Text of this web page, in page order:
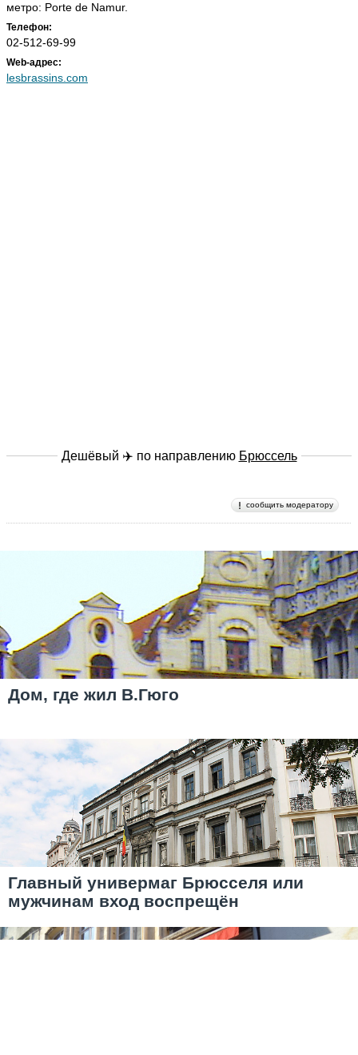
метро: Porte de Namur.
Телефон:
02-512-69-99
Web-адрес:
lesbrassins.com
Дешёвый ✈️ по направлению Брюссель
сообщить модератору
Дом, где жил В.Гюго
Главный универмаг Брюсселя или
мужчинам вход воспрещён